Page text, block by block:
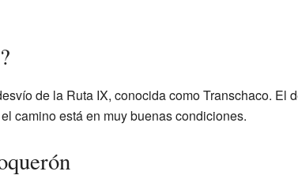
de la Ruta IX, conocida como Transchaco. El
camino está en muy buenas condiciones.